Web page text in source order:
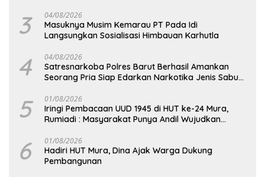
3 04/08/2026
Masuknya Musim Kemarau PT Pada Idi
Langsungkan Sosialisasi Himbauan Karhutla
4 04/08/2026
Satresnarkoba Polres Barut Berhasil Amankan
Seorang Pria Siap Edarkan Narkotika Jenis Sabu
5 01/08/2026
Iringi Pembacaan UUD 1945 di HUT ke-24 Mura,
Rumiadi : Masyarakat Punya Andil Wujudkan
6 01/08/2026
Hadiri HUT Mura, Dina Ajak Warga Dukung
Pembangunan